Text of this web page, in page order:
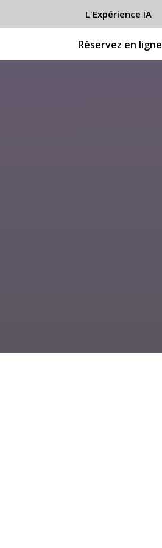
L'Expérience IA
Réservez en ligne